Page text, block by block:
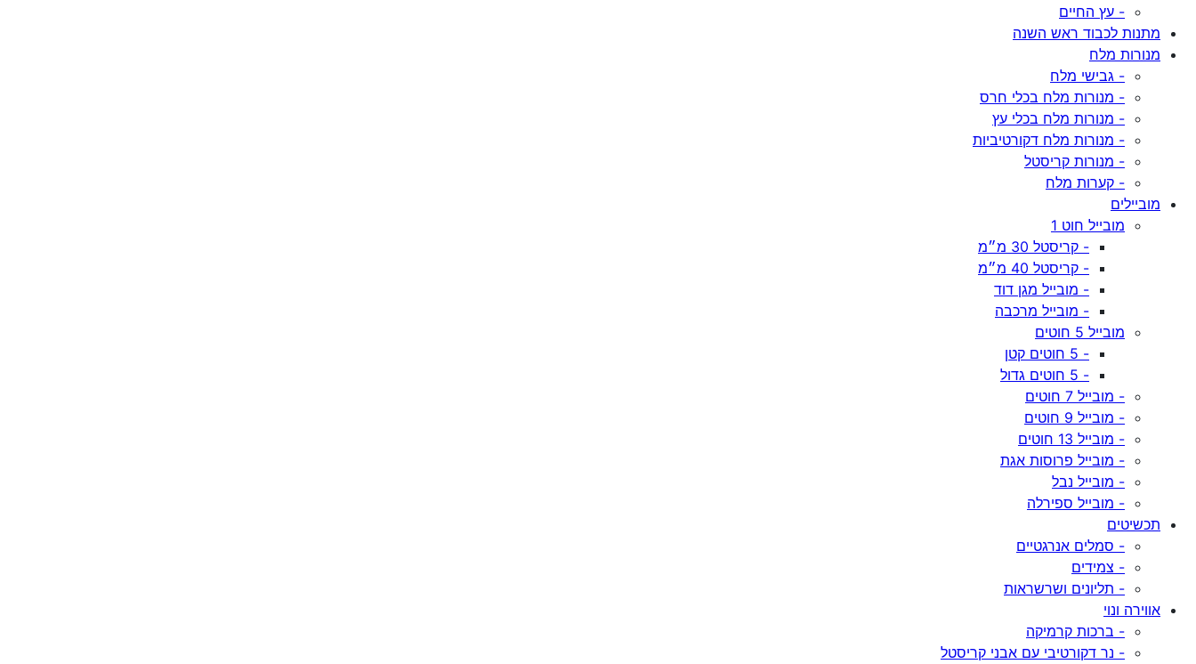
- עץ החיים
מתנות לכבוד ראש השנה
מנורות מלח
- גבישי מלח
- מנורות מלח בכלי חרס
- מנורות מלח בכלי עץ
- מנורות מלח דקורטיביות
- מנורות קריסטל
- קערות מלח
מוביילים
מובייל חוט 1
- קריסטל 30 מ״מ
- קריסטל 40 מ״מ
- מובייל מגן דוד
- מובייל מרכבה
מובייל 5 חוטים
- 5 חוטים קטן
- 5 חוטים גדול
- מובייל 7 חוטים
- מובייל 9 חוטים
- מובייל 13 חוטים
- מובייל פרוסות אגת
- מובייל נבל
- מובייל ספירלה
תכשיטים
- סמלים אנרגטיים
- צמידים
- תליונים ושרשראות
אווירה ונוי
- ברכות קרמיקה
- נר דקורטיבי עם אבני קריסטל